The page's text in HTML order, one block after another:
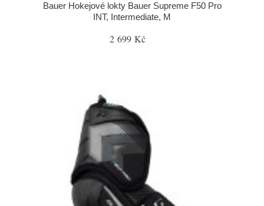
Bauer Hokejové lokty Bauer Supreme F50 Pro
INT, Intermediate, M
2 699 Kč